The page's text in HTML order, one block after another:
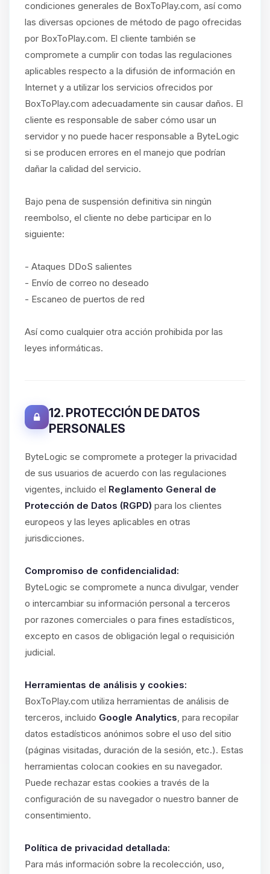
condiciones generales de BoxToPlay.com, así como
las diversas opciones de método de pago ofrecidas
por BoxToPlay.com. El cliente también se
compromete a cumplir con todas las regulaciones
aplicables respecto a la difusión de información en
Internet y a utilizar los servicios ofrecidos por
BoxToPlay.com adecuadamente sin causar daños. El
cliente es responsable de saber cómo usar un
servidor y no puede hacer responsable a ByteLogic
si se producen errores en el manejo que podrían
dañar la calidad del servicio.
Bajo pena de suspensión definitiva sin ningún
reembolso, el cliente no debe participar en lo
siguiente:
- Ataques DDoS salientes
- Envío de correo no deseado
- Escaneo de puertos de red
Así como cualquier otra acción prohibida por las
leyes informáticas.
12. PROTECCIÓN DE DATOS
PERSONALES
ByteLogic se compromete a proteger la privacidad
de sus usuarios de acuerdo con las regulaciones
vigentes, incluido el Reglamento General de
Protección de Datos (RGPD) para los clientes
europeos y las leyes aplicables en otras
jurisdicciones.
Compromiso de confidencialidad:
ByteLogic se compromete a nunca divulgar, vender
o intercambiar su información personal a terceros
por razones comerciales o para fines estadísticos,
excepto en casos de obligación legal o requisición
judicial.
Herramientas de análisis y cookies:
BoxToPlay.com utiliza herramientas de análisis de
terceros, incluido Google Analytics, para recopilar
datos estadísticos anónimos sobre el uso del sitio
(páginas visitadas, duración de la sesión, etc.). Estas
herramientas colocan cookies en su navegador.
Puede rechazar estas cookies a través de la
configuración de su navegador o nuestro banner de
consentimiento.
Política de privacidad detallada:
Para más información sobre la recolección, uso,